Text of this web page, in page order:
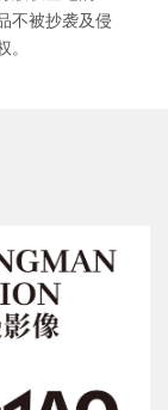
不被抄袭及侵
。